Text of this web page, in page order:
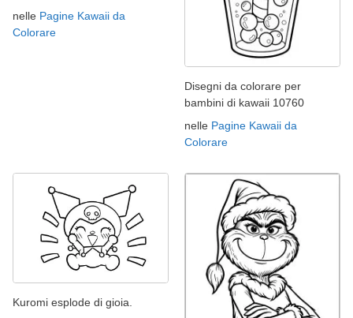
nelle Pagine Kawaii da
Colorare
Disegni da colorare per
bambini di kawaii 10760
nelle Pagine Kawaii da
Colorare
Kuromi esplode di gioia.